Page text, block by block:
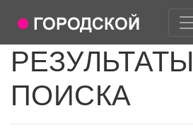
РЕЗУЛЬТАТЫ
ПОИСКА